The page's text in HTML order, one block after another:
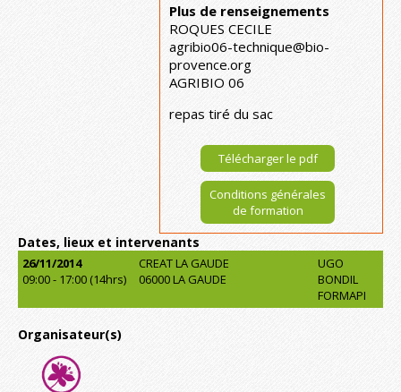
Plus de renseignements
ROQUES CECILE
agribio06-technique@bio-
provence.org
AGRIBIO 06
repas tiré du sac
Télécharger le pdf
Conditions générales
de formation
Dates, lieux et intervenants
26/11/2014
09:00 - 17:00 (14hrs)
CREAT LA GAUDE
06000 LA GAUDE
UGO
BONDIL
FORMAPI
Organisateur(s)